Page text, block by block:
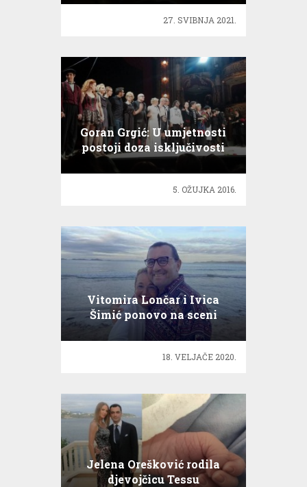
27. SVIBNJA 2021.
Goran Grgić: U umjetnosti
postoji doza isključivosti
5. OŽUJKA 2016.
Vitomira Lončar i Ivica
Šimić ponovo na sceni
Male scene
18. VELJAČE 2020.
Jelena Orešković rodila
djevojčicu Tessu